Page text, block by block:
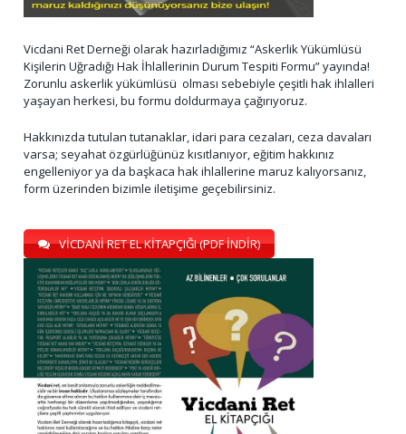
Vicdani Ret Derneği olarak hazırladığımız “Askerlik Yükümlüsü
Kişilerin Uğradığı Hak İhlallerinin Durum Tespiti Formu” yayında!
Zorunlu askerlik yükümlüsü olması sebebiyle çeşitli hak ihlalleri
yaşayan herkesi, bu formu doldurmaya çağırıyoruz.
Hakkınızda tutulan tutanaklar, idari para cezaları, ceza davaları
varsa; seyahat özgürlüğünüz kısıtlanıyor, eğitim hakkınız
engelleniyor ya da başkaca hak ihlallerine maruz kalıyorsanız,
form üzerinden bizimle iletişime geçebilirsiniz.
VİCDANİ RET EL KİTAPÇIĞI (PDF İNDİR)